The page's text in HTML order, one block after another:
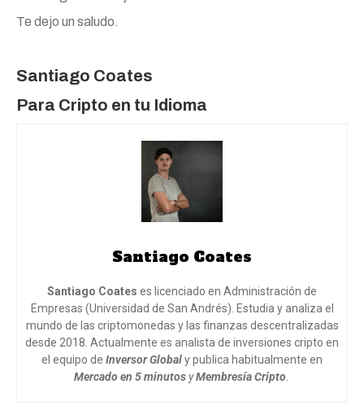
Te dejo un saludo.
Santiago Coates
Para Cripto en tu Idioma
Santiago Coates
Santiago Coates es licenciado en Administración de
Empresas (Universidad de San Andrés). Estudia y analiza el
mundo de las criptomonedas y las finanzas descentralizadas
desde 2018. Actualmente es analista de inversiones cripto en
el equipo de Inversor Globaly publica habitualmente en
Mercado en 5 minutosyMembresía Cripto